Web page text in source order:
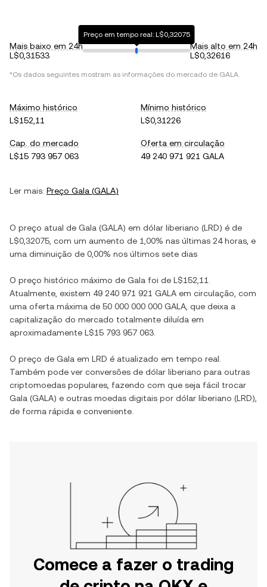
Mais baixo em 24h
L$0,31533
Preço em tempo real: L$0,32075
Mais alto em 24h
L$0,32616
*Os dados seguintes mostram as informações do mercado de GALA.
Máximo histórico
L$152,11
Mínimo histórico
L$0,31226
Cap. do mercado
L$15 793 957 063
Oferta em circulação
49 240 971 921 GALA
Ler mais: Preço Gala (GALA)
O preço atual de Gala (GALA) em dólar liberiano (LRD) é de
L$0,32075 , com um aumento de 1,00% nas últimas 24 horas, e
uma diminuição de 0,00% nos últimos sete dias
O preço histórico máximo de Gala foi de L$152,11
Atualmente, existem 49 240 971 921 GALA em circulação, com
uma oferta máxima de 50 000 000 000 GALA , que deixa a
capitalização do mercado totalmente diluída em
aproximadamente L$15 793 957 063
O preço de Gala em LRD é atualizado em tempo real.
Também pode ver conversões de dólar liberiano para outras
criptomoedas populares, fazendo com que seja fácil trocar
Gala (GALA) e outras moedas digitais por dólar liberiano (LRD),
de forma rápida e conveniente.
Comece a fazer o trading